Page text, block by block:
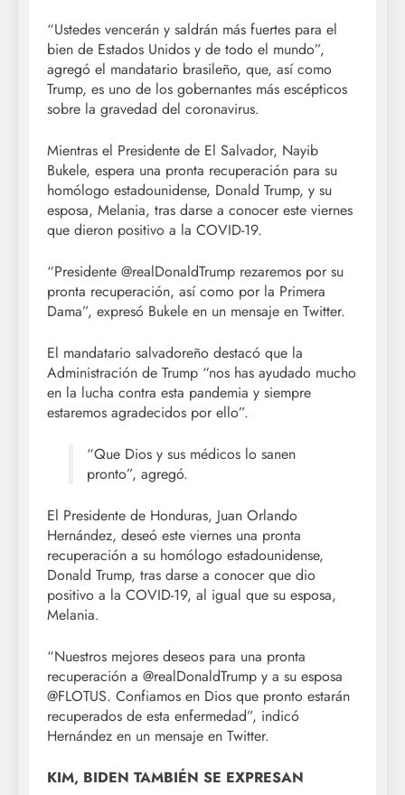
“Ustedes vencerán y saldrán más fuertes para el
bien de Estados Unidos y de todo el mundo”,
agregó el mandatario brasileño, que, así como
Trump, es uno de los gobernantes más escépticos
sobre la gravedad del coronavirus.
Mientras el Presidente de El Salvador, Nayib
Bukele, espera una pronta recuperación para su
homólogo estadounidense, Donald Trump, y su
esposa, Melania, tras darse a conocer este viernes
que dieron positivo a la COVID-19.
“Presidente @realDonaldTrump rezaremos por su
pronta recuperación, así como por la Primera
Dama”, expresó Bukele en un mensaje en Twitter.
El mandatario salvadoreño destacó que la
Administración de Trump “nos has ayudado mucho
en la lucha contra esta pandemia y siempre
estaremos agradecidos por ello”.
“Que Dios y sus médicos lo sanen
pronto”, agregó.
El Presidente de Honduras, Juan Orlando
Hernández, deseó este viernes una pronta
recuperación a su homólogo estadounidense,
Donald Trump, tras darse a conocer que dio
positivo a la COVID-19, al igual que su esposa,
Melania.
“Nuestros mejores deseos para una pronta
recuperación a @realDonaldTrump y a su esposa
@FLOTUS. Confiamos en Dios que pronto estarán
recuperados de esta enfermedad”, indicó
Hernández en un mensaje en Twitter.
KIM, BIDEN TAMBIÉN SE EXPRESAN